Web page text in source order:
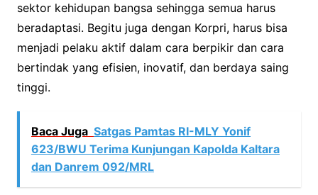
sektor kehidupan bangsa sehingga semua harus
beradaptasi. Begitu juga dengan Korpri, harus bisa
menjadi pelaku aktif dalam cara berpikir dan cara
bertindak yang efisien, inovatif, dan berdaya saing
tinggi.
Baca Juga Satgas Pamtas RI-MLY Yonif
623/BWU Terima Kunjungan Kapolda Kaltara
dan Danrem 092/MRL